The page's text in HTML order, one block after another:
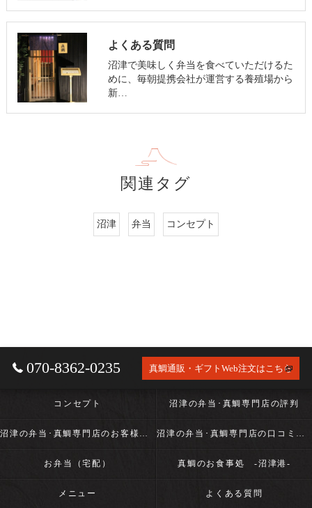
よくある質問
沼津で美味しく弁当を食べていただけるた
めに、毎朝提携会社が運営する養殖場から
新…
関連タグ
沼津 弁当 コンセプト
070-8362-0235 真鯛通販・ギフトWeb注文はこちら
コンセプト 沼津の弁当･真鯛専門店の評判
沼津の弁当･真鯛専門店のお客様の声 沼津の弁当･真鯛専門店の口コミ情報
お弁当（宅配） 真鯛のお食事処 -沼津港-
メニュー よくある質問